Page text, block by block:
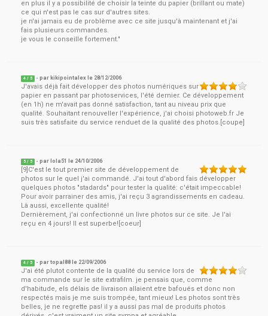
en plus il y a possibilité de choisir la teinte du papier (brillant ou mate)
ce qui n'est pas le cas sur d'autres sites.
je n'ai jamais eu de problème avec ce site jusqu'à maintenant et j'ai
fais plusieurs commandes.
je vous le conseille fortement."
4 / 5 - par kikipointalex le 28/12/2006
J'avais déjà fait développer des photos numériques sur
papier en passant par photoservices, l'été dernier. Ce développement
(en 1h) ne m'avait pas donné satisfaction, tant au niveau prix que
qualité. Souhaitant renouveller l'expérience, j'ai choisi photoweb.fr Je
suis très satisfaite du service renduet de la qualité des photos.[coupe]
5 / 5 - par lola51 le 24/10/2006
[9]C'est le tout premier site de développement de
photos sur le quel j'ai commandé. J'ai tout d'abord fais développer
quelques photos "stadards" pour tester la qualité: c'était impeccable!
Pour avoir parrainer des amis, j'ai reçu 3 agrandissements en cadeau.
Là aussi, excellente qualité!
Dernièrement, j'ai confectionné un livre photos sur ce site. Je l'ai
reçu en 4 jours! Il est superbe![coeur]
4 / 5 - partopal88 le 22/09/2006
J'ai été plutot contente de la qualité du service lors de
ma commande sur le site extrafilm. je pensais que, comme
d'habitude, els délais de livraison allaient etre bafoués et donc non
respectés mais je me suis trompée, tant mieux! Les photos sont très
belles, je ne regrette pas! il y a aussi pas mal de produits photos